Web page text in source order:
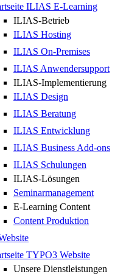
ILIAS E-Learning
ILIAS-Betrieb
ILIAS Hosting
ILIAS On-Premises
ILIAS Anwendersupport
ILIAS-Implementierung
ILIAS Design
ILIAS Beratung
ILIAS Entwicklung
ILIAS Business Add-ons
ILIAS Schulungen
ILIAS-Lösungen
Seminarmanagement
E-Learning Content
Content Produktion
TYPO3 Website
Unsere Dienstleistungen